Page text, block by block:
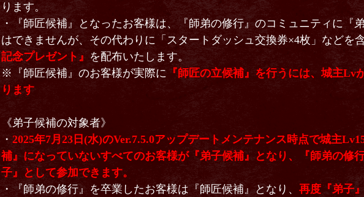
ります。
・『師匠候補』となったお客様は、『師弟の修行』のコミュニティに『
はできませんが、その代わりに「スタートダッシュ交換券×4枚」などを
記念プレゼント』 を配布いたします。
※『師匠候補』のお客様が実際に 『師匠の立候補』を行うには、城主Lv
ります
《弟子候補の対象者》
・ 2025年7月23日(水)のVer.7.5.0アップデートメンテナンス時点で城主
補』になっていないすべてのお客様が『弟子候補』となり、『師弟の修
子』として参加できます。
・『師弟の修行』を卒業したお客様は『師匠候補』となり、 再度『弟子